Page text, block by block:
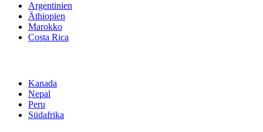
Argentinien
Äthiopien
Marokko
Costa Rica
Kanada
Nepal
Peru
Südafrika